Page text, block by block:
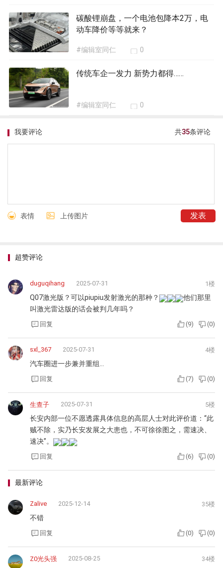
碳酸锂崩盘，一个电池包降本2万，电
动车降价等等就来？
#编辑室同仁 0
传统车企一发力 新势力都得……
#编辑室同仁 0
共35条评论
我要评论
表情 上传图片
超赞评论
duguqihang 2025-07-31 1楼
Q07激光版？可以piupiu发射激光的那种？
他们那里
叫激光雷达版的话会被判几年吗？
回复 (9) (0)
sxl_367 2025-07-31 4楼
汽车圈进一步兼并重组…
回复 (7) (0)
生查子 2025-07-31 5楼
长安内部一位不愿透露具体信息的高层人士对此评价道：“此
贼不除，实乃长安发展之大患也，不可徐徐图之，需速决、
速决”。
回复 (6) (0)
最新评论
Zalive 2025-12-14 35楼
不错
回复 (0) (0)
Z0光头强 2025-08-25 34楼